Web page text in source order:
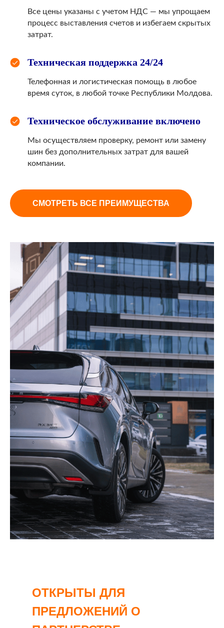
Все цены указаны с учетом НДС — мы упрощаем
процесс выставления счетов и избегаем скрытых
затрат.
Техническая поддержка 24/24
Телефонная и логистическая помощь в любое
время суток, в любой точке Республики Молдова.
Техническое обслуживание включено
Мы осуществляем проверку, ремонт или замену
шин без дополнительных затрат для вашей
компании.
СМОТРЕТЬ ВСЕ ПРЕИМУЩЕСТВА
ОТКРЫТЫ ДЛЯ
ПРЕДЛОЖЕНИЙ О